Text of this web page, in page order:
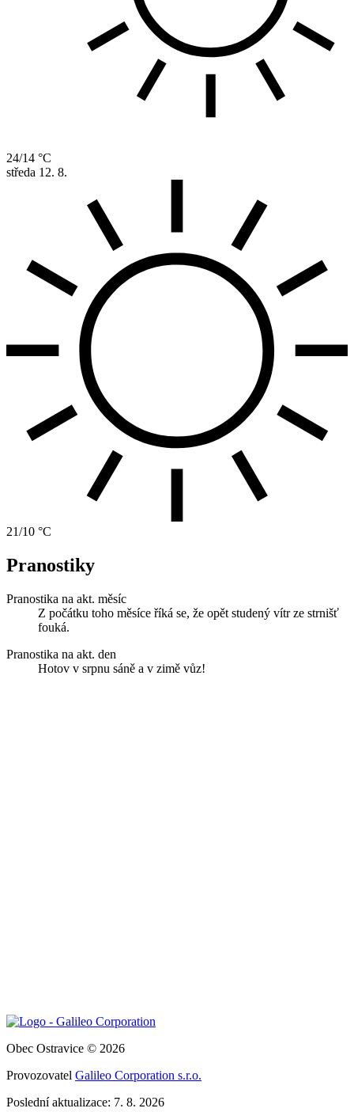
24/14 °C
středa 12. 8.
21/10 °C
Pranostiky
Pranostika na akt. měsíc
Z počátku toho měsíce říká se, že opět studený vítr ze strnišť
fouká.
Pranostika na akt. den
Hotov v srpnu sáně a v zimě vůz!
Obec Ostravice © 2026
Provozovatel Galileo Corporation s.r.o.
Poslední aktualizace: 7. 8. 2026